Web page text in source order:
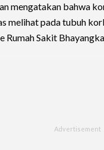
mengatakan bahwa
melihat pada tubuh
Rumah Sakit